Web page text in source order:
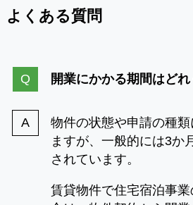
よくある質問
開業にかかる期間はど
物件の状態や申請の種類
ますが、一般的には3か
されています。
賃貸物件で住宅宿泊事